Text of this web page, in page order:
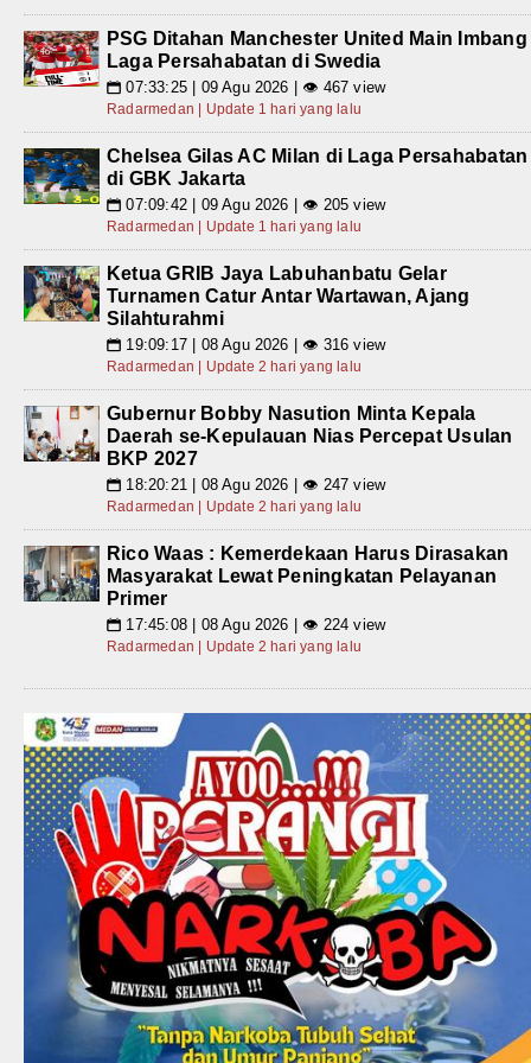
PSG Ditahan Manchester United Main Imbang
Laga Persahabatan di Swedia
📅 07:33:25 | 09 Agu 2026 | 👁 467 view
Radarmedan | Update 1 hari yang lalu
Chelsea Gilas AC Milan di Laga Persahabatan
di GBK Jakarta
📅 07:09:42 | 09 Agu 2026 | 👁 205 view
Radarmedan | Update 1 hari yang lalu
Ketua GRIB Jaya Labuhanbatu Gelar
Turnamen Catur Antar Wartawan, Ajang
Silahturahmi
📅 19:09:17 | 08 Agu 2026 | 👁 316 view
Radarmedan | Update 2 hari yang lalu
Gubernur Bobby Nasution Minta Kepala
Daerah se-Kepulauan Nias Percepat Usulan
BKP 2027
📅 18:20:21 | 08 Agu 2026 | 👁 247 view
Radarmedan | Update 2 hari yang lalu
Rico Waas : Kemerdekaan Harus Dirasakan
Masyarakat Lewat Peningkatan Pelayanan
Primer
📅 17:45:08 | 08 Agu 2026 | 👁 224 view
Radarmedan | Update 2 hari yang lalu